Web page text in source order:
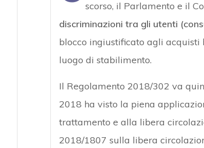
scorso, il Parlamento e il
discriminazioni tra gli utenti
blocco ingiustificato agli acquisti
luogo di stabilimento.
Il Regolamento 2018/302 va
2018 ha visto la piena
trattamento e alla libera
2018/1807 sulla libera